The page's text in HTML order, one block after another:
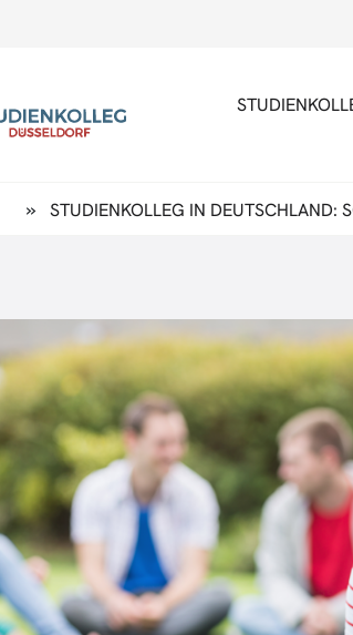
» STUDIENKOLLEG IN DEUTSCHLAND: